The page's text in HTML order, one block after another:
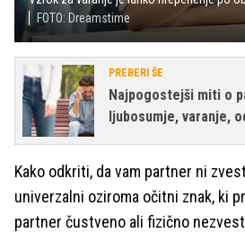
FOTO: Dreamstime
PREBERI ŠE
Najpogostejši miti o
ljubosumje, varanje,
Kako odkriti, da vam partner ni
univerzalni oziroma očitni znak, ki
partner čustveno ali fizično